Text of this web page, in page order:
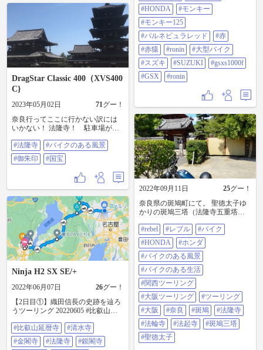
#HONDA
#モンキー
#モンキー125
#パルネビュラレッド
#赤
#赤猿
#ronin
#大型バイク
#スズキ
#SUZUKI
#gsxs1000f
#GSX
#ronin
DragStar Classic 400（XVS400
C}
2023年05月02日 71グー！
奈良行ってここに行かない訳には
いかない！ 法隆寺！ 駐車場がな
で特別に駐輪許可してくれて無料
で停めさせてもらえました やはり
国宝だらけでもう言葉がないです #
法隆寺 #バイクのある風景 #御朱印
#法隆寺
#バイクのある風景
#御朱印
#国宝
2022年09月11日 25グー！
奈良県の斑鳩町にて。 聖徳太子ゆ
かりの斑鳩三塔（法隆寺五重塔／
全てをrebelとともに写真に収めまし
た。 どの塔も一部分しか写ってい
ませんが。法隆寺の五重塔は分か
らんか。 #rebel #レブル#バイク
#honda#ホンダ#バイクのある風景#
バイクのある生活#関西ツーリング
#大阪ツーリング#ツーリング#大阪
#奈良#斑鳩#法隆寺#法輪寺#法起寺
#斑鳩三塔#聖徳太子
#rebel #レブル
#バイク
#HONDA
#ホンダ
#バイクのある風景
#バイクのある生活
#関西ツーリング
#大阪ツーリング
#ツーリング
#大阪
#奈良 #斑鳩
#法隆寺
#法輪寺
#法起寺
#斑鳩三塔
#聖徳太子
Ninja H2 SX SE/+
2022年06月07日 26グー！
【2日目①】織田信長の史跡を辿ろ
うツーリング 20220605 #比叡山延
寺 #銀閣寺 #カワサキ #h2sxse+
#比叡山延暦寺
#清水寺
#金閣寺
#法隆寺
#銀閣寺